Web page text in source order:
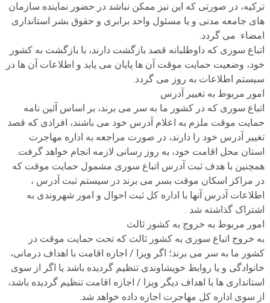
ترکیه، در صورتی که این نیز ممکن نباشد در حضور نماینده سازمان
های جامعه مدنی و یا مسئول واحد برابری و حقوق بشر استانداری
امضاء می گردد.
اتباع سوری که داوطلبانه قصد بازگشت دارند، با بازگشت به کشور
خود، وضعیت حمایت موقت آن ها پایان می یابد و اطلاعات آن ها در
سیستم اطلاعات به روز می گردد.
امور مربوط به تغییر آدرس
اتباع سوری که در کشور ما به سر می برند، بر اساس آئین نامه
حمایت موقت ملزم به اعلام آدرس خود می باشند، افرادی که قصد
تغییر آدرس خود را دارند، در صورت مراجعه به اداره مهاجرت
استان محل اقامت خود، به روز رسانی لازمه انجام خواهد گرفت.
همچنین با هدف ثبت آدرس اتباع سوری مشمول حمایت موقت که
در مراکز اسکان موقت بسر می برند در سیستم ثبت آدرس ،
اطلاعات آدرس آنها با اداره کل ثبت احوال و امور شهروندی به
اشتراک گذاشته شد .
امور مربوط به خروج به کشور ثالث
به خروج اتباع سوری به کشور ثالث که تحت حمایت موقت در
کشور ما به سر می برند؛ اگر ویزا / اجازه اقامت با اهداف درمانی،
خانوادگی و یا روابط خویشاوندی تنظیم گردیده باشد یا اگر از سوی
استانداری ها با اهداف دیگر ویزا / اجازه اقامت تنظیم گردیده باشد،
از سوی اداره کل مهاجرت اجازه داده خواهد شد.